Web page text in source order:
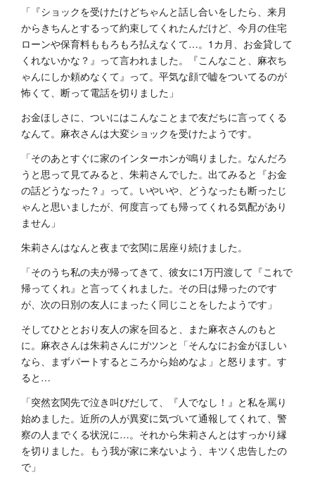
「『ショックを受けたけどちゃんと話し合いをしたら、来月
からきちんとするって約束してくれたんだけど、今月の住宅
ローンや保育料ももろもろ払えなくて…。1カ月、お金貸して
くれないかな？』って言われました。『こんなこと、麻衣ち
ゃんにしか頼めなくて』って。平気な顔で嘘をついてるのが
怖くて、断って電話を切りました」
お金ほしさに、ついにはこんなことまで友だちに言ってくる
なんて。麻衣さんは大変ショックを受けたようです。
「そのあとすぐに家のインターホンが鳴りました。なんだろ
うと思って見てみると、朱莉さんでした。出てみると『お金
の話どうなった？』って。いやいや、どうなったも断ったじ
ゃんと思いましたが、何度言っても帰ってくれる気配があり
ません」
朱莉さんはなんと夜まで玄関に居座り続けました。
「そのうち私の夫が帰ってきて、彼女に1万円渡して『これで
帰ってくれ』と言ってくれました。その日は帰ったのです
が、次の日別の友人にまったく同じことをしたようです」
そしてひととおり友人の家を回ると、また麻衣さんのもと
に。麻衣さんは朱莉さんにガツンと「そんなにお金がほしい
なら、まずパートするところから始めなよ」と怒ります。す
ると…
「突然玄関先で泣き叫びだして、『人でなし！』と私を罵り
始めました。近所の人が異変に気づいて通報してくれて、警
察の人までくる状況に…。それから朱莉さんとはすっかり縁
を切りました。もう我が家に来ないよう、キツく忠告したの
で」